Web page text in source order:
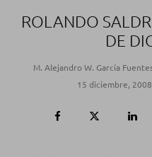
ROLANDO
DE
M. Alejandro W. García
15 diciembre, 2008